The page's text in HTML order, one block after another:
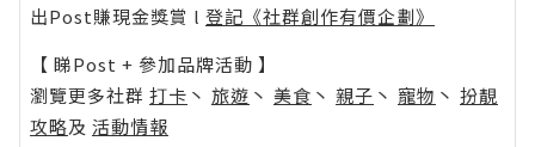
出Post賺現金獎賞 l 登記《社群創作有價企劃》
【 睇Post + 參加品牌活動 】
瀏覽更多社群 打卡 丶 旅遊 丶 美食 丶 親子 丶 寵物 丶 扮靚
攻略及 活動情報